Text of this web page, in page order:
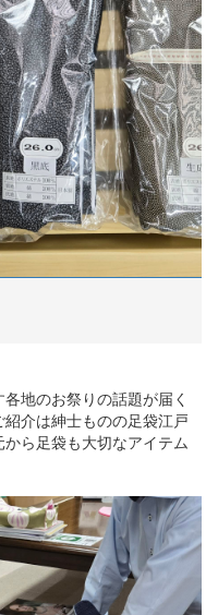
地のお祭りの話題が届く
介は紳士ものの足袋江戸
ら足袋も大切なアイテム